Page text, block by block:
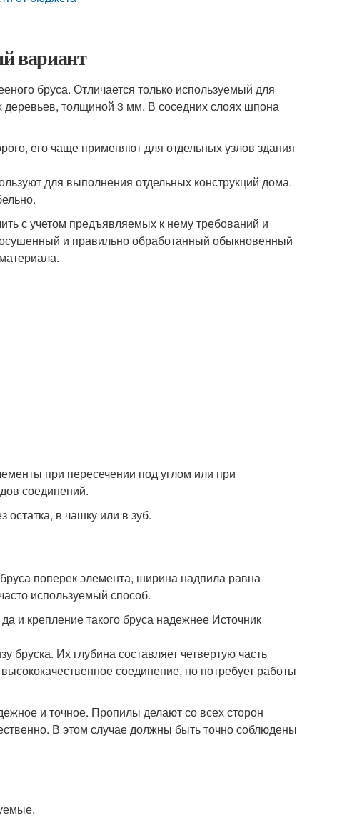
вариант
бруса. Отличается только используемый для
деревьев, толщиной 3 мм. В соседних слоях шпона
его чаще применяют для отдельных узлов здания
для выполнения отдельных конструкций дома.
с учетом предъявляемых к нему требований и
и правильно обработанный обыкновенный
при пересечении под углом или при
соединений.
в чашку или в зуб.
поперек элемента, ширина надпила равна
используемый способ.
и крепление такого бруса надежнее Источник
бруска. Их глубина составляет четвертую часть
соединение, но потребует работы
и точное. Пропилы делают со всех сторон
В этом случае должны быть точно соблюдены